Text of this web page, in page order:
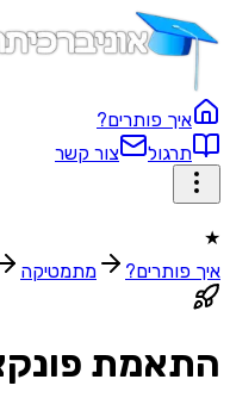
איך פותרים?
תרגול
צור קשר
★
איך פותרים?
מתמטיקה
התאמת